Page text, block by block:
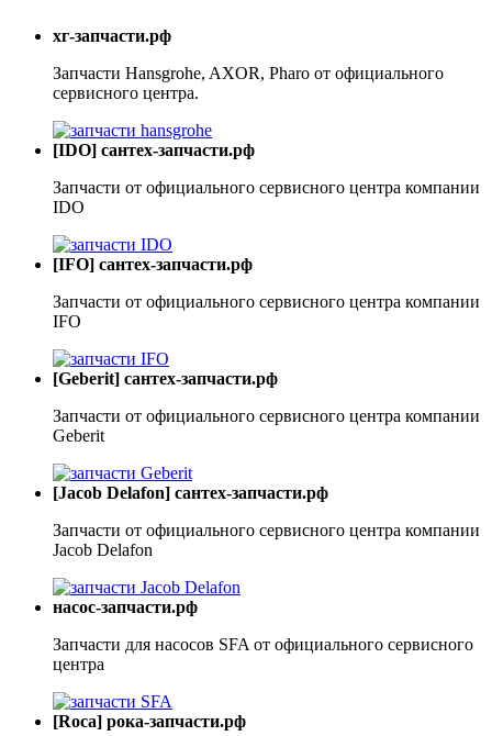
хг-запчасти.рф
Запчасти Hansgrohe, AXOR, Pharo от официального
сервисного центра.
[IDO] сантех-запчасти.рф
Запчасти от официального сервисного центра компании
IDO
[IFO] сантех-запчасти.рф
Запчасти от официального сервисного центра компании
IFO
[Geberit] сантех-запчасти.рф
Запчасти от официального сервисного центра компании
Geberit
[Jacob Delafon] сантех-запчасти.рф
Запчасти от официального сервисного центра компании
Jacob Delafon
насос-запчасти.рф
Запчасти для насосов SFA от официального сервисного
центра
[Roca] рока-запчасти.рф